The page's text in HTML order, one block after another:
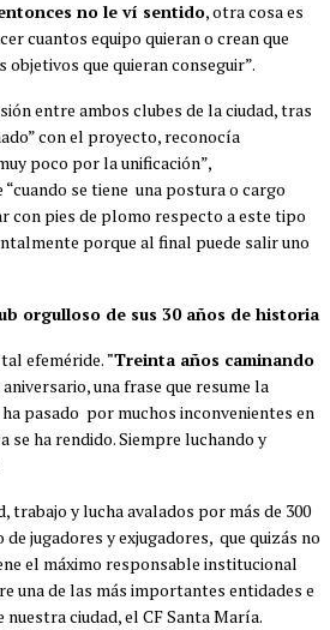
no le ví sentido, otra cosa es
cuantos equipo quieran o crean que
objetivos que quieran conseguir”.
entre ambos clubes de la ciudad, tras
con el proyecto, reconocía
poco por la unificación”,
se tiene una postura o cargo
con pies de plomo respecto a este tipo
porque al final puede salir uno
orgulloso de sus 30 años de historia
efeméride. "Treinta años caminando
una frase que resume la
pasado por muchos inconvenientes en
se ha rendido. Siempre luchando y
trabajo y lucha avalados por más de 300
jugadores y exjugadores, que quizás no
el máximo responsable institucional
una de las más importantes entidades e
ciudad, el CF Santa María.